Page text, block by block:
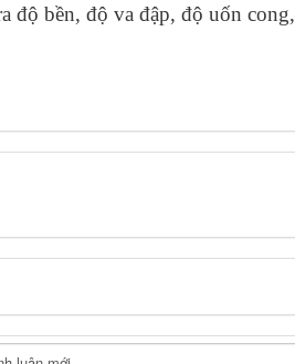
độ bền, độ va đập, độ uốn cong,